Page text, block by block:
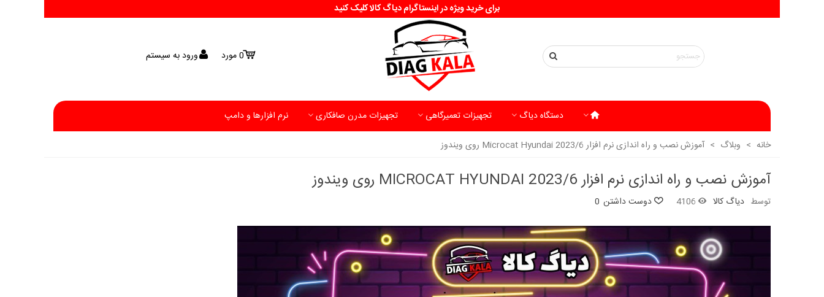
برای خرید ویژه در اینستاگرام دیاگ کالا کلیک کنید
0مورد ورود به سیستم
دستگاه دیاگ تجهیزات تعمیرگاهی تجهیزات مدرن صافکاری
نرم افزارها و دامپ
خانه > وبلاگ > آموزش نصب و راه اندازی نرم افزار Microcat Hyundai 2023/6 روی ویندوز
آموزش نصب و راه اندازی نرم افزار MICROCAT HYUNDAI 2023/6 روی ویندوز
توسط دیاگ کالا 4106 دوست داشتن 0